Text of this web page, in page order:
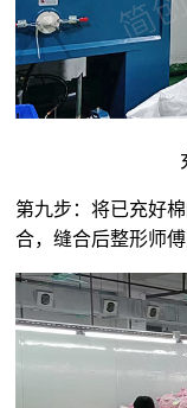
第九步：将已充好
合，缝合后整形师